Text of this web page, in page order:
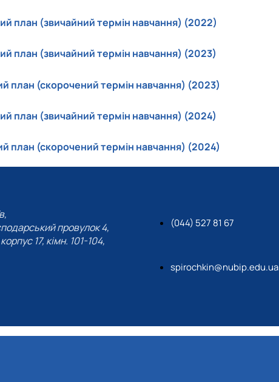
план (звичайний термін навчання) (2022)
план (звичайний термін навчання) (2023)
план (скорочений термін навчання) (2023)
план (звичайний термін навчання) (2024)
план (скорочений термін навчання) (2024)
провулок 4,
17, кімн. 101-104,
(044) 527 81 67
spirochkin@nubip.edu.ua